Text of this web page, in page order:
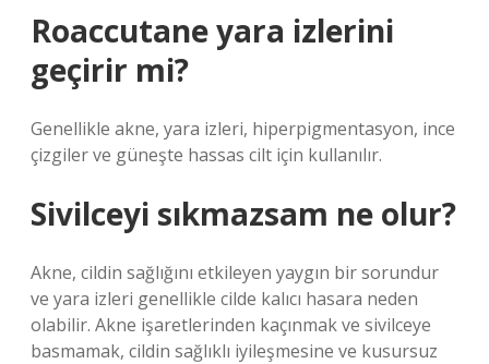
Roaccutane yara izlerini
geçirir mi?
Genellikle akne, yara izleri, hiperpigmentasyon, ince
çizgiler ve güneşte hassas cilt için kullanılır.
Sivilceyi sıkmazsam ne olur?
Akne, cildin sağlığını etkileyen yaygın bir sorundur
ve yara izleri genellikle cilde kalıcı hasara neden
olabilir. Akne işaretlerinden kaçınmak ve sivilceye
basmamak, cildin sağlıklı iyileşmesine ve kusursuz